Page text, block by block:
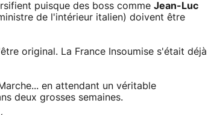
puisque des boss comme Jean-Luc
de l'intérieur italien) doivent être
original. La France Insoumise s'était déjà
en attendant un véritable
deux grosses semaines.